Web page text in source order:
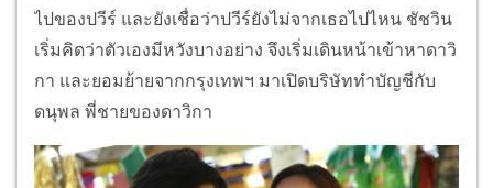
ไปของปวีร์ และยังเชื่อว่าปวีร์ยังไม่จากเธอไปไหน ชัชวิน
เริ่มคิดว่าตัวเองมีหวังบางอย่าง จึงเริ่มเดินหน้าเข้าหาดาวิ
กา และยอมย้ายจากกรุงเทพฯ มาเปิดบริษัททำบัญชีกับ
ดนุพล พี่ชายของดาวิกา